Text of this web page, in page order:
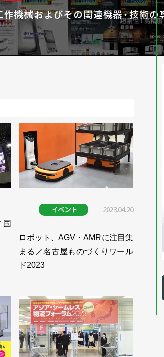
国
イベント 2023.04.20
ロボット、AGV・AMRに注目集
まる／名古屋ものづくりワール
ド2023